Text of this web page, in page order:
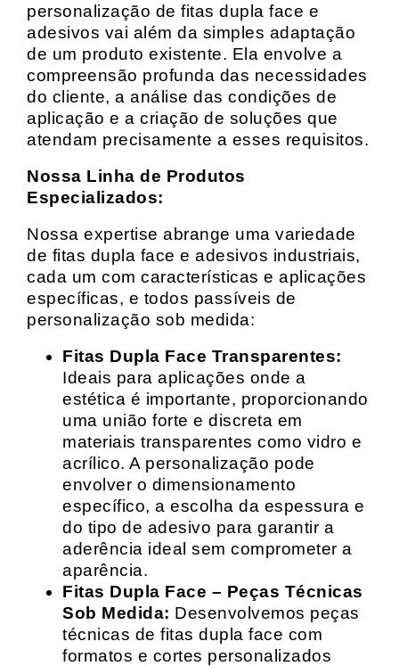
personalização de fitas dupla face e
adesivos vai além da simples adaptação
de um produto existente. Ela envolve a
compreensão profunda das necessidades
do cliente, a análise das condições de
aplicação e a criação de soluções que
atendam precisamente a esses requisitos.
Nossa Linha de Produtos
Especializados:
Nossa expertise abrange uma variedade
de fitas dupla face e adesivos industriais,
cada um com características e aplicações
específicas, e todos passíveis de
personalização sob medida:
Fitas Dupla Face Transparentes:
Ideais para aplicações onde a
estética é importante, proporcionando
uma união forte e discreta em
materiais transparentes como vidro e
acrílico. A personalização pode
envolver o dimensionamento
específico, a escolha da espessura e
do tipo de adesivo para garantir a
aderência ideal sem comprometer a
aparência.
Fitas Dupla Face – Peças Técnicas
Sob Medida: Desenvolvemos peças
técnicas de fitas dupla face com
formatos e cortes personalizados